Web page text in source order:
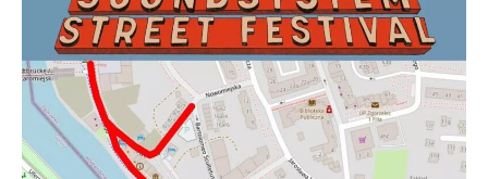
Zapamiętaj moje dane w tej przeglądarce podczas
pisania kolejnych komentarzy.